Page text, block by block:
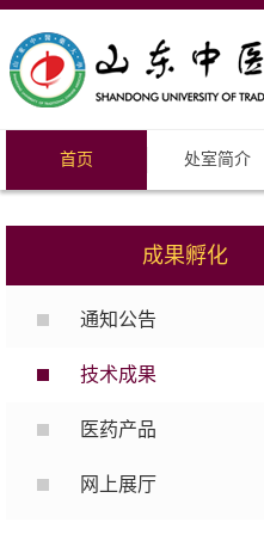
首页 处室简介
成果孵化
通知公告
技术成果
医药产品
网上展厅